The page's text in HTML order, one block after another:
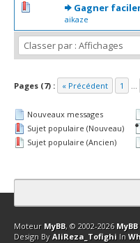
Gagner
aikaze
1 Votes - 5
1234
Pages (7) : « Précédent 1 ...
Nouveaux messages
Sujet populaire (Nouveau)
Sujet populaire (Ancien)
Contact Club Affiliation
Moteur MyBB, © 2002-2026
Design By AliReza_Tofighi In